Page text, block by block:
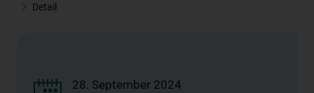
Detail
28. September 2024